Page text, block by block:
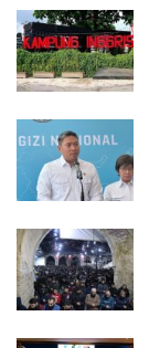
Berita Daerah